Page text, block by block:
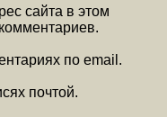
сайта в этом
по email.
почтой.